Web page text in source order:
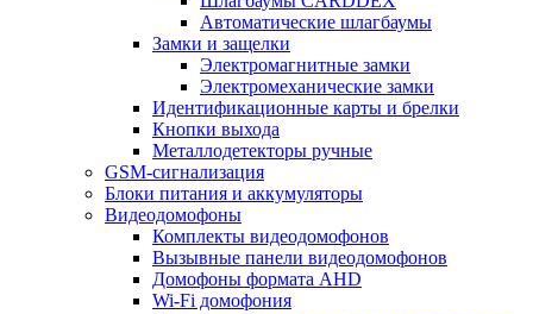
Автоматические шлагбаумы
Замки и защелки
Электромагнитные замки
Электромеханические замки
Идентификационные карты и брелки
Кнопки выхода
Металлодетекторы ручные
GSM-сигнализация
Блоки питания и аккумуляторы
Видеодомофоны
Комплекты видеодомофонов
Вызывные панели видеодомофонов
Домофоны формата AHD
Wi-Fi домофония